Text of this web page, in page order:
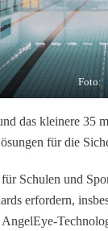
Foto:
das kleinere 35
für die
Schulen und
erfordern,